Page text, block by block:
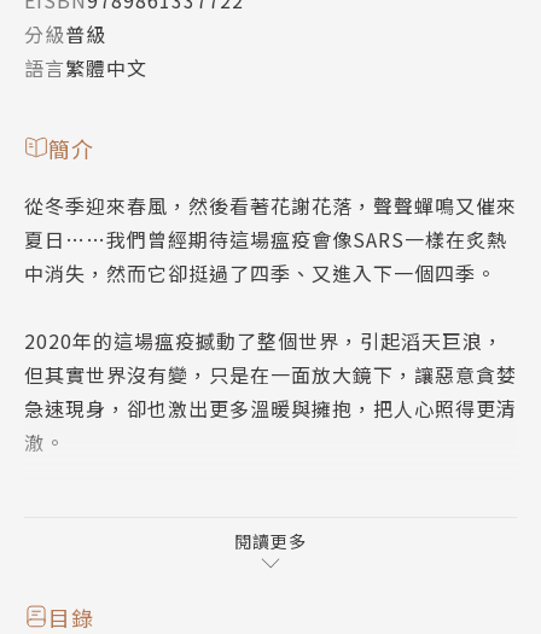
分級普級
語言繁體中文
簡介
從冬季迎來春風，然後看著花謝花落，聲聲蟬鳴又催來
夏日……我們曾經期待這場瘟疫會像SARS一樣在炙熱
中消失，然而它卻挺過了四季、又進入下一個四季。
2020年的這場瘟疫撼動了整個世界，引起滔天巨浪，
但其實世界沒有變，只是在一面放大鏡下，讓惡意貪婪
急速現身，卻也激出更多溫暖與擁抱，把人心照得更清
澈。
字，記錄下這一年十二個月看似不平常的日常。職場依
舊有不平不義、還是有媒體以流量收益為依歸、家族親
情的習題仍然糾結難解、愛情有悲也會有喜……悲傷與
閱讀更多
目錄